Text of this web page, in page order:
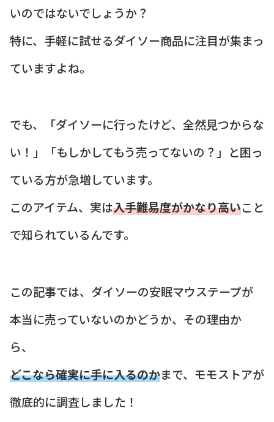
いのではないでしょうか？
特に、手軽に試せるダイソー商品に注目が集まっ
ていますよね。
でも、「ダイソーに行ったけど、全然見つからな
い！」「もしかしてもう売ってないの？」と困っ
ている方が急増しています。
このアイテム、実は入手難易度がかなり高いこと
で知られているんです。
この記事では、ダイソーの安眠マウステープが
本当に売っていないのかどうか、その理由か
ら、
どこなら確実に手に入るのかまで、モモストアが
徹底的に調査しました！